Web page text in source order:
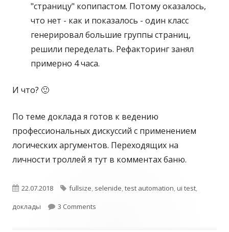
"страницу" копипастом. Потому оказалось,
что нет - как и показалось - один класс
генерировал большие группы страниц,
решили переделать. Рефакторинг занял
примерно 4 часа.
И что? 🙂
По теме доклада я готов к ведению
профессиональных дискуссий с применением
логических аргументов. Переходящих на
личности троллей я тут в комментах баню.
О
п
22.07.2018
Т
э
fullsize, selenide,test automation,ui test,
доклады
3 Comments